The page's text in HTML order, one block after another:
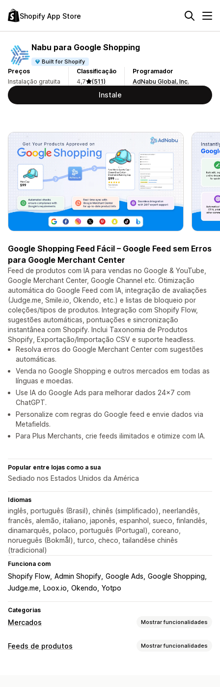
Shopify App Store
Nabu para Google Shopping
Built for Shopify
Preços
Instalação gratuita
Classificação
4,7
(511)
Programador
AdNabu Global, Inc.
Instale
Google Shopping Feed Fácil – Google Feed sem Erros
para Google Merchant Center
Feed de produtos com IA para vendas no Google & YouTube,
Google Merchant Center, Google Channel etc. Otimização
automática do Google Feed com IA, integração de avaliações
(Judge.me, Smile.io, Okendo, etc.) e listas de bloqueio por
coleções/tipos de produtos. Integração com Shopify Flow,
sugestões automáticas, pontuações e sincronização
instantânea com Shopify. Inclui Taxonomia de Produtos
Shopify, Exportação/Importação CSV e suporte headless.
Resolva erros do Google Merchant Center com sugestões
automáticas.
Venda no Google Shopping e outros mercados em todas as
línguas e moedas.
Use IA do Google Ads para melhorar dados 24x7 com
ChatGPT.
Personalize com regras do Google feed e envie dados via
Metafields.
Para Plus Merchants, crie feeds ilimitados e otimize com IA.
Popular entre lojas como a sua
Sediado nos Estados Unidos da América
Idiomas
inglês, português (Brasil), chinês (simplificado), neerlandês,
francês, alemão, italiano, japonês, espanhol, sueco, finlandês,
dinamarquês, polaco, português (Portugal), coreano,
norueguês (Bokmål), turco, checo, tailandêse chinês
(tradicional)
Funciona com
Shopify Flow Admin Shopify Google Ads Google Shopping
Judge.me
Loox.io Okendo Yotpo
Categorias
Mercados Mostrar funcionalidades
Gestão de listagens
Feeds de produtos Mostrar funcionalidades